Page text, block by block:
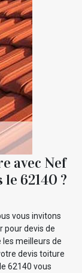
avec Nef
62140 ?
vous invitons
pour devis de
meilleurs de
devis toiture
62140 vous